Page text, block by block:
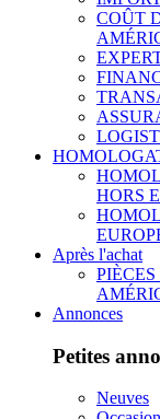
COÛT
HORS
Après l'achat
Annonces
Petites
Neuves